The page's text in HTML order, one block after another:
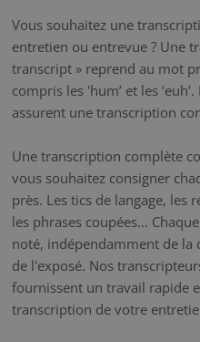
Vous souhaitez une
entretien ou entrevue ? Une
transcript » reprend au mot
compris les 'hum’ et les
assurent une transcription
Une transcription complète
vous souhaitez consigner
près. Les tics de langage, les
les phrases coupées...
noté, indépendamment de la
de l'exposé. Nos
fournissent un travail rapide
transcription de votre